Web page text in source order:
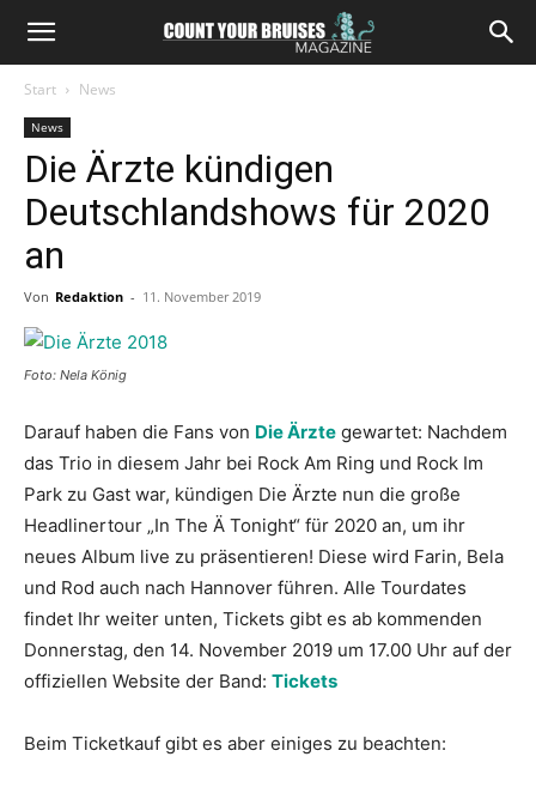
Start News
News
Die Ärzte kündigen
Deutschlandshows für 2020
an
Von Redaktion - 11. November 2019
Foto: Nela König
Darauf haben die Fans von Die Ärzte gewartet: Nachdem
das Trio in diesem Jahr bei Rock Am Ring und Rock Im
Park zu Gast war, kündigen Die Ärzte nun die große
Headlinertour „In The Ä Tonight“ für 2020 an, um ihr
neues Album live zu präsentieren! Diese wird Farin, Bela
und Rod auch nach Hannover führen. Alle Tourdates
findet Ihr weiter unten, Tickets gibt es ab kommenden
Donnerstag, den 14. November 2019 um 17.00 Uhr auf der
offiziellen Website der Band: Tickets
Beim Ticketkauf gibt es aber einiges zu beachten: